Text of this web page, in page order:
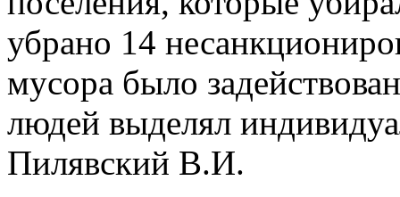
убрано 14
мусора было
людей выделял
Пилявский В.И.